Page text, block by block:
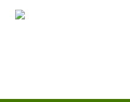
Passa al contenuto principale
Skip to header right navigation
Skip to site footer